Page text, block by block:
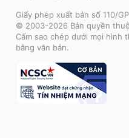
Giấy phép xuất bản số 110/
© 2003-2026 Bản quyền
Cấm sao chép dưới mọi hình
bằng văn bản.